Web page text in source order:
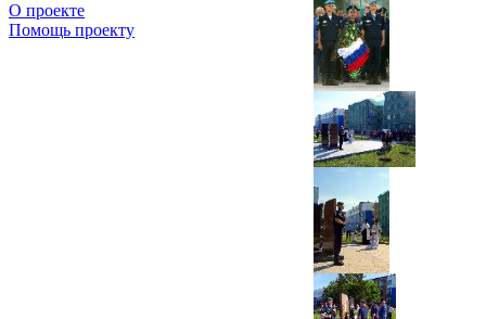
О проекте
Помощь проекту